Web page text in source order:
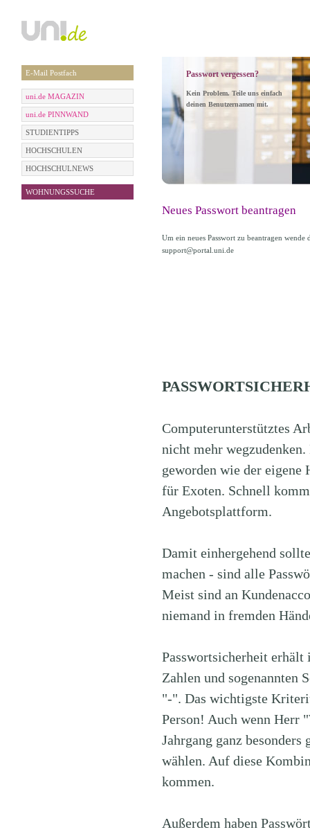
E-Mail Postfach
uni.de MAGAZIN
uni.de PINNWAND
STUDIENTIPPS
HOCHSCHULEN
HOCHSCHULNEWS
WOHNUNGSSUCHE
Passwort vergessen?
Kein Problem. Teile uns einfach
deinen Benutzernamen mit.
Neues Passwort beantragen
Um ein neues Passwort zu beantragen
support@portal.uni.de
Computerunterstütztes
nicht mehr
geworden wie der eigene
für Exoten. Schnell
Angebotsplattform.
Damit einhergehend
machen - sind alle
Meist sind an
niemand in fremden
Passwortsicherheit
Zahlen und sogenannten
"-". Das wichtigste
Person! Auch wenn Herr
Jahrgang ganz
wählen. Auf diese
kommen.
Außerdem haben